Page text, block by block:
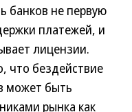
банков не первую
платежей, и
лицензии.
что бездействие
может быть
рынка как